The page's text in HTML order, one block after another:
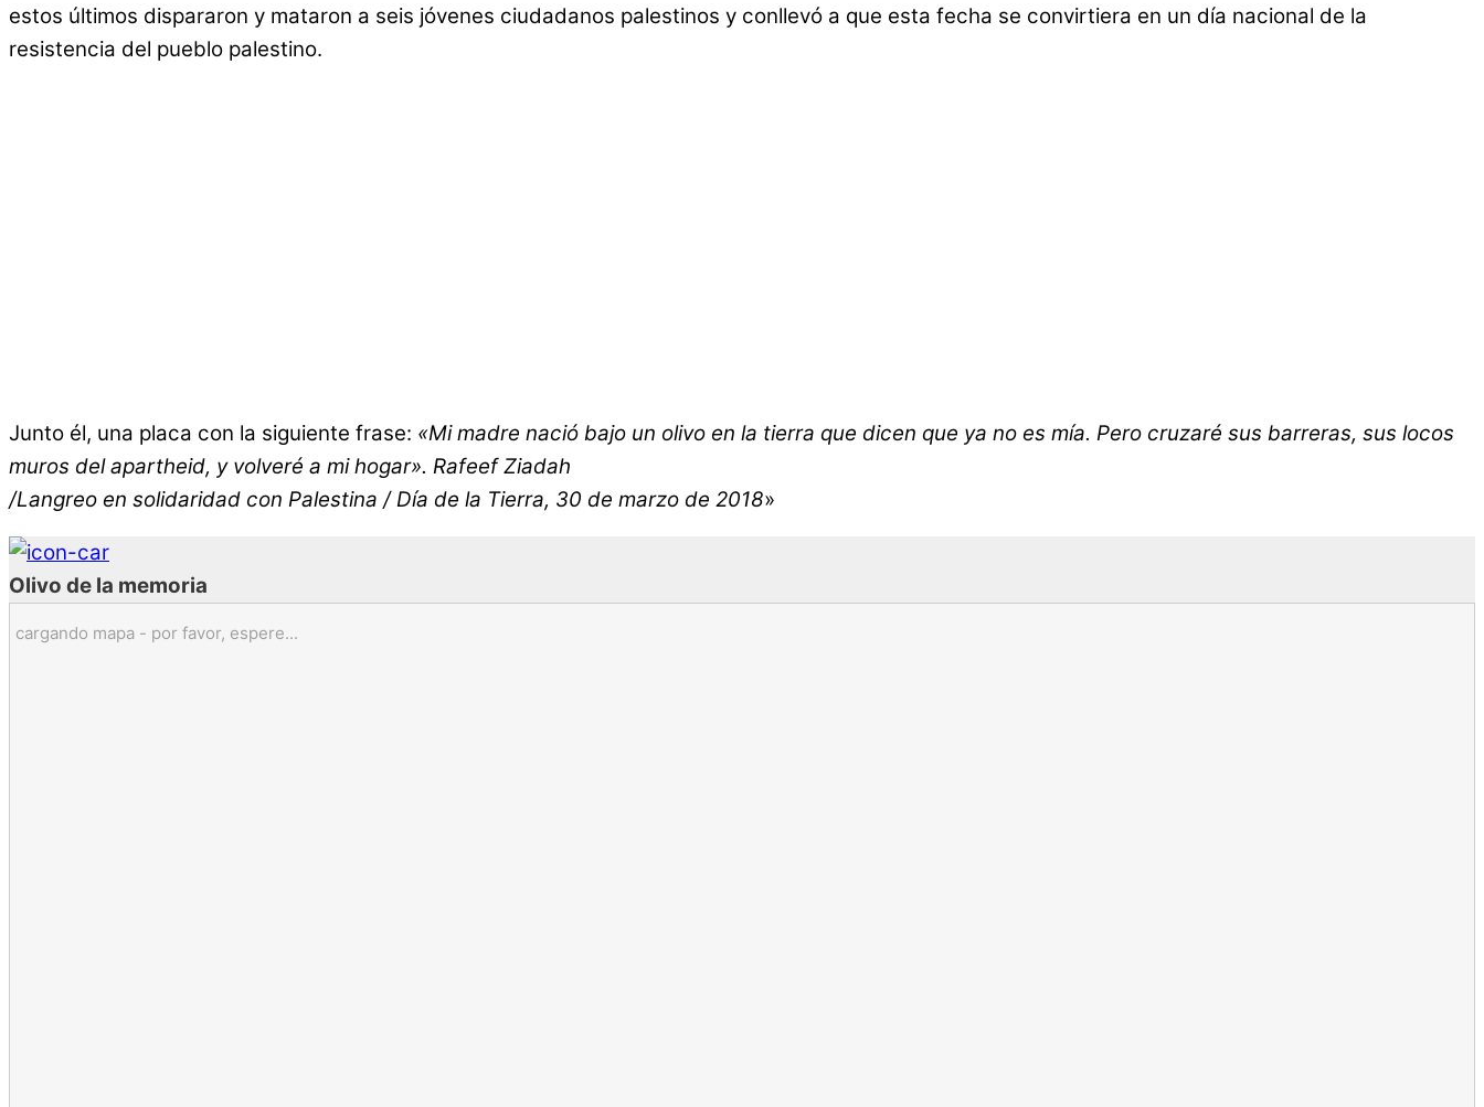
estos últimos dispararon y mataron a seis jóvenes ciudadanos palestinos y conllevó a que esta fecha se convirtiera en un día nacional de la
resistencia del pueblo palestino.
Junto él, una placa con la siguiente frase: «Mi madre nació bajo un olivo en la tierra que dicen que ya no es mía. Pero cruzaré sus barreras, sus locos
muros del apartheid, y volveré a mi hogar». Rafeef Ziadah
/Langreo en solidaridad con Palestina / Día de la Tierra, 30 de marzo de 2018»
Olivo de la memoria
cargando mapa - por favor, espere...